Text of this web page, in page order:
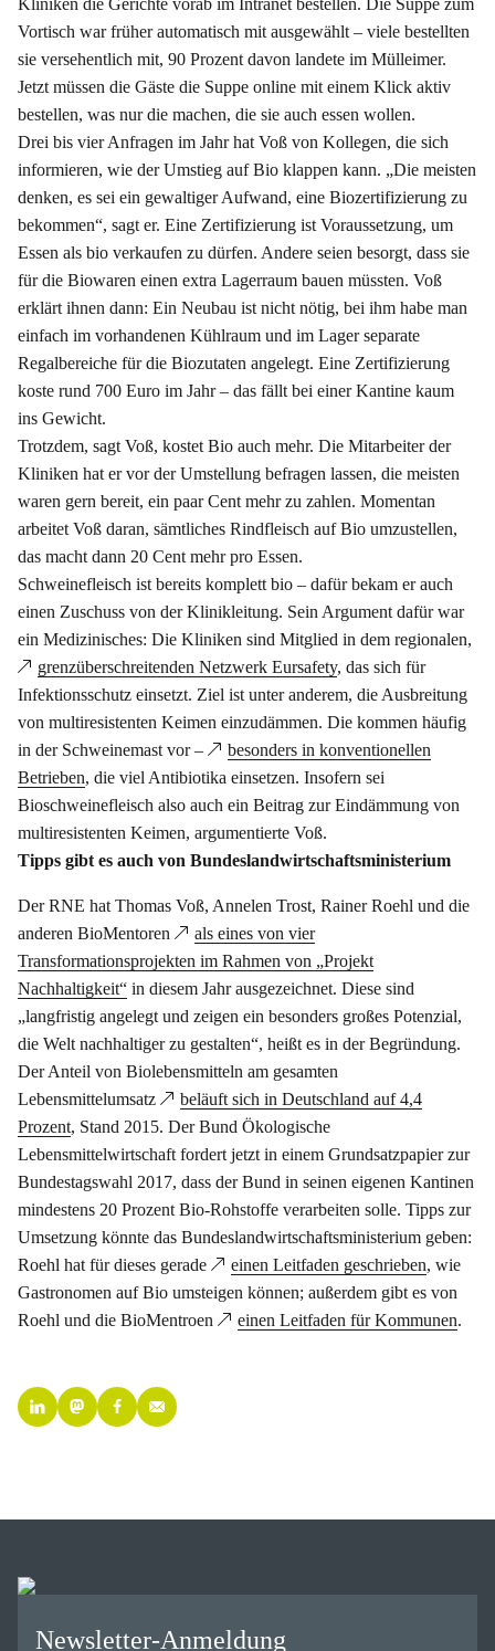
Vortisch war früher automatisch mit ausgewählt – viele bestellten
sie versehentlich mit, 90 Prozent davon landete im Mülleimer.
Jetzt müssen die Gäste die Suppe online mit einem Klick aktiv
bestellen, was nur die machen, die sie auch essen wollen.
Drei bis vier Anfragen im Jahr hat Voß von Kollegen, die sich
informieren, wie der Umstieg auf Bio klappen kann. „Die meisten
denken, es sei ein gewaltiger Aufwand, eine Biozertifizierung zu
bekommen“, sagt er. Eine Zertifizierung ist Voraussetzung, um
Essen als bio verkaufen zu dürfen. Andere seien besorgt, dass sie
für die Biowaren einen extra Lagerraum bauen müssten. Voß
erklärt ihnen dann: Ein Neubau ist nicht nötig, bei ihm habe man
einfach im vorhandenen Kühlraum und im Lager separate
Regalbereiche für die Biozutaten angelegt. Eine Zertifizierung
koste rund 700 Euro im Jahr – das fällt bei einer Kantine kaum
ins Gewicht.
Trotzdem, sagt Voß, kostet Bio auch mehr. Die Mitarbeiter der
Kliniken hat er vor der Umstellung befragen lassen, die meisten
waren gern bereit, ein paar Cent mehr zu zahlen. Momentan
arbeitet Voß daran, sämtliches Rindfleisch auf Bio umzustellen,
das macht dann 20 Cent mehr pro Essen.
Schweinefleisch ist bereits komplett bio – dafür bekam er auch
einen Zuschuss von der Klinikleitung. Sein Argument dafür war
ein Medizinisches: Die Kliniken sind Mitglied in dem regionalen,
grenzüberschreitenden Netzwerk Eursafety, das sich für
Infektionsschutz einsetzt. Ziel ist unter anderem, die Ausbreitung
von multiresistenten Keimen einzudämmen. Die kommen häufig
in der Schweinemast vor –
besonders in konventionellen
Betrieben, die viel Antibiotika einsetzen. Insofern sei
Bioschweinefleisch also auch ein Beitrag zur Eindämmung von
multiresistenten Keimen, argumentierte Voß.
Tipps gibt es auch von Bundeslandwirtschaftsministerium
Der RNE hat Thomas Voß, Annelen Trost, Rainer Roehl und die
anderen BioMentoren
als eines von vier
Transformationsprojekten im Rahmen von „Projekt
Nachhaltigkeit“ in diesem Jahr ausgezeichnet. Diese sind
„langfristig angelegt und zeigen ein besonders großes Potenzial,
die Welt nachhaltiger zu gestalten“, heißt es in der Begründung.
Der Anteil von Biolebensmitteln am gesamten
Lebensmittelumsatz
beläuft sich in Deutschland auf 4,4
Prozent, Stand 2015. Der Bund Ökologische
Lebensmittelwirtschaft fordert jetzt in einem Grundsatzpapier zur
Bundestagswahl 2017, dass der Bund in seinen eigenen Kantinen
mindestens 20 Prozent Bio-Rohstoffe verarbeiten solle. Tipps zur
Umsetzung könnte das Bundeslandwirtschaftsministerium geben:
Roehl hat für dieses gerade
einen Leitfaden geschrieben, wie
Gastronomen auf Bio umsteigen können; außerdem gibt es von
Roehl und die BioMentroen
einen Leitfaden für Kommunen.
Newsletter-Anmeldung